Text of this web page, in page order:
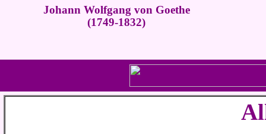
Johann Wolfgang von Goethe
(1749-1832)